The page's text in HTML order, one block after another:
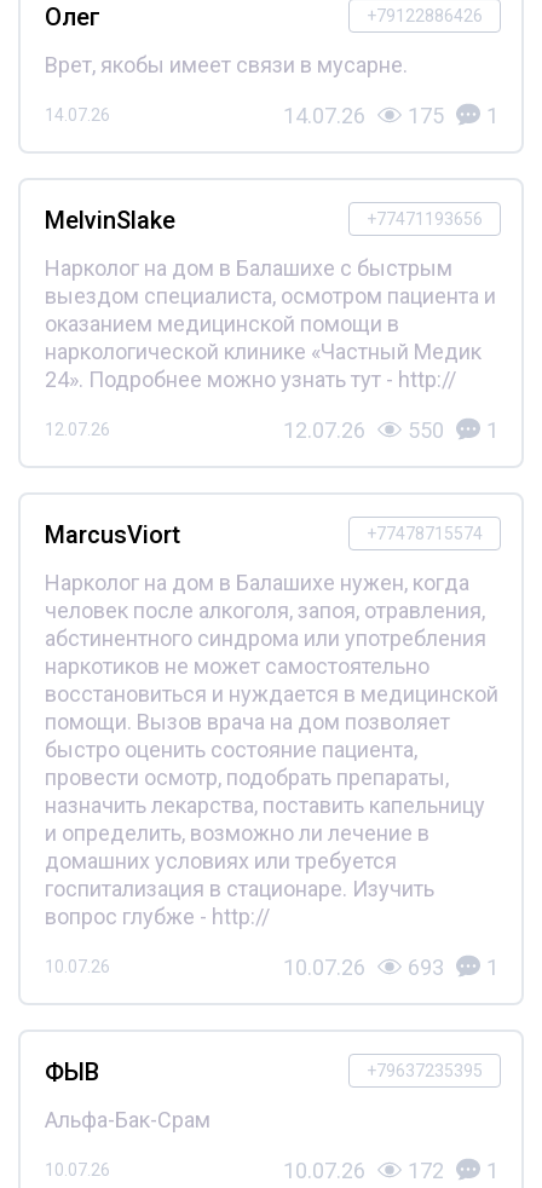
+79122886426
Олег
Врет, якобы имеет связи в мусарне.
14.07.26 14.07.26 175 1
+77471193656
MelvinSlake
Нарколог на дом в Балашихе с быстрым
выездом специалиста, осмотром пациента и
оказанием медицинской помощи в
наркологической клинике «Частный Медик
24». Подробнее можно узнать тут - http://
12.07.26 12.07.26 550 1
+77478715574
MarcusViort
Нарколог на дом в Балашихе нужен, когда
человек после алкоголя, запоя, отравления,
абстинентного синдрома или употребления
наркотиков не может самостоятельно
восстановиться и нуждается в медицинской
помощи. Вызов врача на дом позволяет
быстро оценить состояние пациента,
провести осмотр, подобрать препараты,
назначить лекарства, поставить капельницу
и определить, возможно ли лечение в
домашних условиях или требуется
госпитализация в стационаре. Изучить
вопрос глубже - http://
10.07.26 10.07.26 693 1
+79637235395
ФЫВ
Альфа-Бак-Срам
10.07.26 10.07.26 172 1